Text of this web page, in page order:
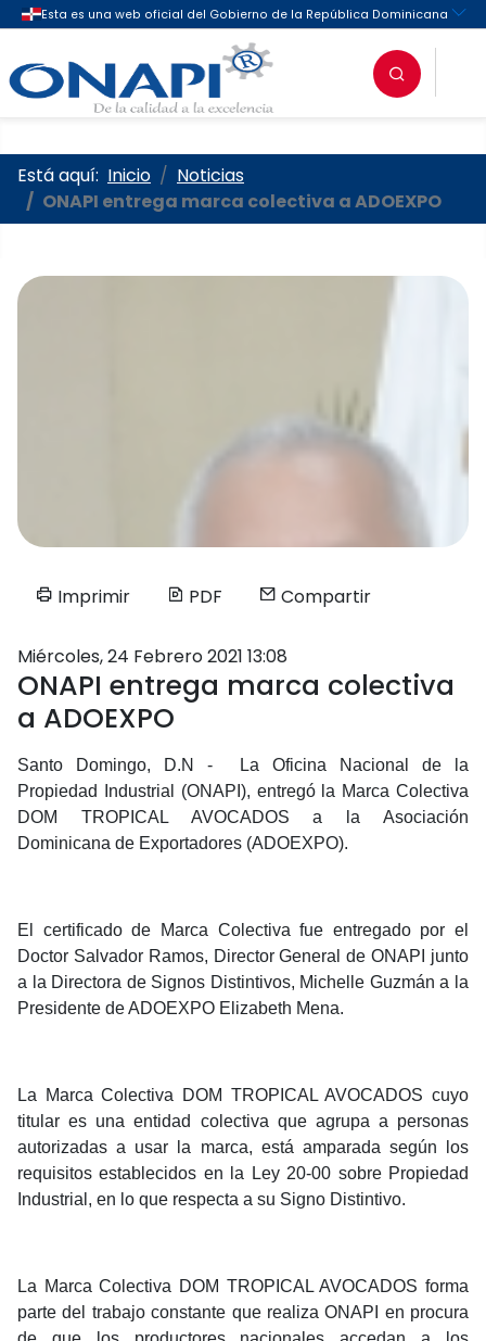
Oficina Nacional de la
Está aquí: Inicio
Noticias
ONAPI entrega marca colectiva a ADOEXPO
Imprimir PDF Compartir
Miércoles, 24 Febrero 2021 13:08
ONAPI entrega marca colectiva
a ADOEXPO
Santo Domingo, D.N - La Oficina Nacional de la
Propiedad Industrial (ONAPI), entregó la Marca Colectiva
DOM TROPICAL AVOCADOS a la Asociación
Dominicana de Exportadores (ADOEXPO).
El certificado de Marca Colectiva fue entregado por el
Doctor Salvador Ramos, Director General de ONAPI junto
a la Directora de Signos Distintivos, Michelle Guzmán a la
Presidente de ADOEXPO Elizabeth Mena.
La Marca Colectiva DOM TROPICAL AVOCADOS cuyo
titular es una entidad colectiva que agrupa a personas
autorizadas a usar la marca, está amparada según los
requisitos establecidos en la Ley 20-00 sobre Propiedad
Industrial, en lo que respecta a su Signo Distintivo.
La Marca Colectiva DOM TROPICAL AVOCADOS forma
parte del trabajo constante que realiza ONAPI en procura